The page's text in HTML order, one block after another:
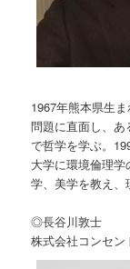
1967年熊本県生
問題に直面し、
で哲学を学ぶ。
大学に環境倫理
学、美学を教え、
◎長谷川敦士
株式会社コンセン